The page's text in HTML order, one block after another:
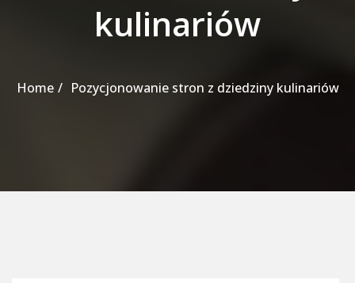
kulinariów
Home Pozycjonowanie stron z dziedziny kulinariów